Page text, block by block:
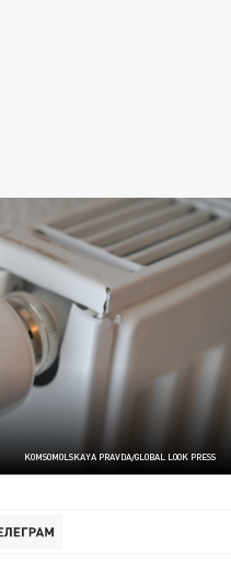
KOMSOMOLSKAYA PRAVDA/GLOBAL LOOK PRESS